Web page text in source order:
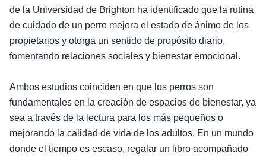
de la Universidad de Brighton ha identificado que la rutina
de cuidado de un perro mejora el estado de ánimo de los
propietarios y otorga un sentido de propósito diario,
fomentando relaciones sociales y bienestar emocional.
Ambos estudios coinciden en que los perros son
fundamentales en la creación de espacios de bienestar, ya
sea a través de la lectura para los más pequeños o
mejorando la calidad de vida de los adultos. En un mundo
donde el tiempo es escaso, regalar un libro acompañado